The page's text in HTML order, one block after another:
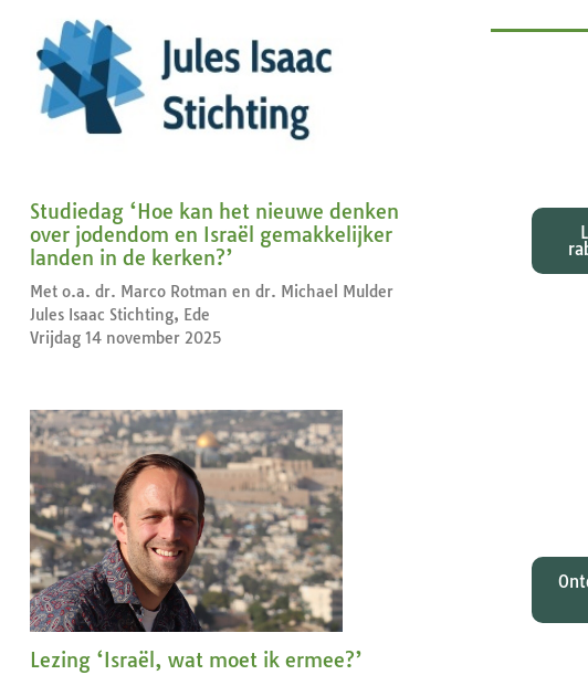
Studiedag ‘Hoe kan het nieuwe denken
over jodendom en Israël gemakkelijker
landen in de kerken?’
Met o.a. dr. Marco Rotman en dr. Michael Mulder
Jules Isaac Stichting, Ede
Vrijdag 14 november 2025
Lezing ‘Israël, wat moet ik ermee?’